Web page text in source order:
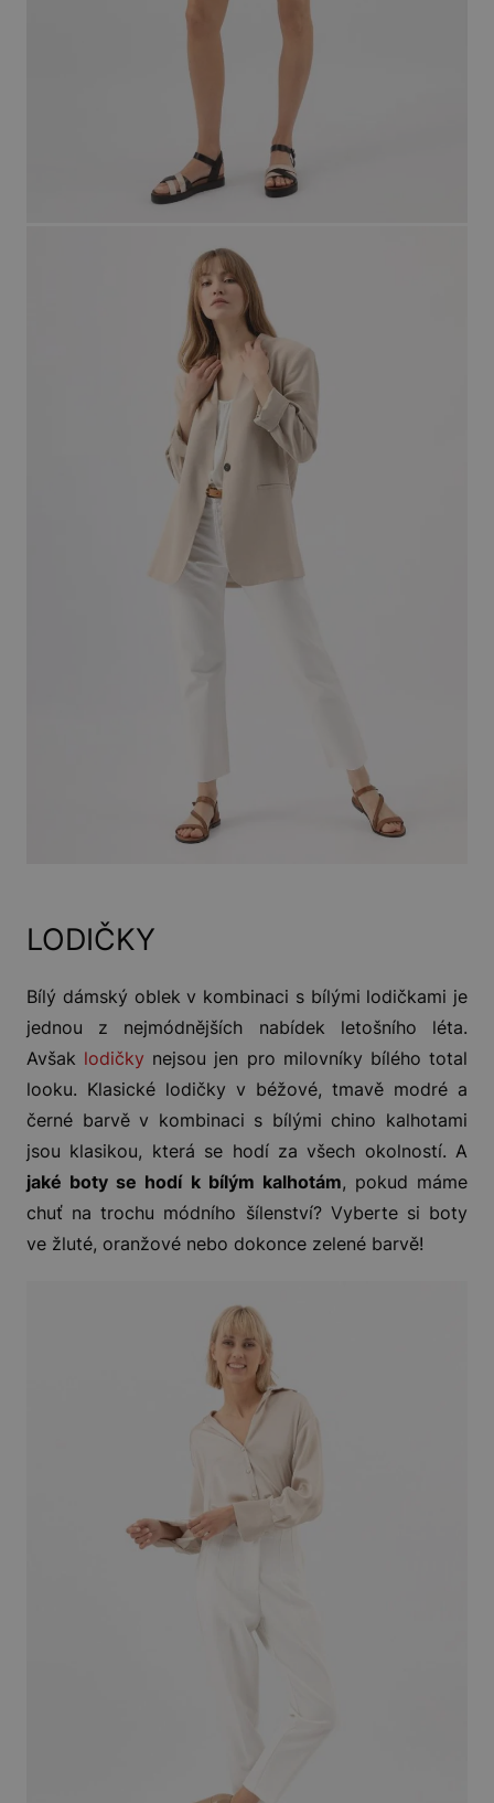
LODIČKY
Bílý dámský oblek v kombinaci s bílými lodičkami je
jednou z nejmódnějších nabídek letošního léta.
Avšak lodičky nejsou jen pro milovníky bílého total
looku. Klasické lodičky v béžové, tmavě modré a
černé barvě v kombinaci s bílými chino kalhotami
jsou klasikou, která se hodí za všech okolností. A
jaké boty se hodí k bílým kalhotám, pokud máme
chuť na trochu módního šílenství? Vyberte si boty
ve žluté, oranžové nebo dokonce zelené barvě!